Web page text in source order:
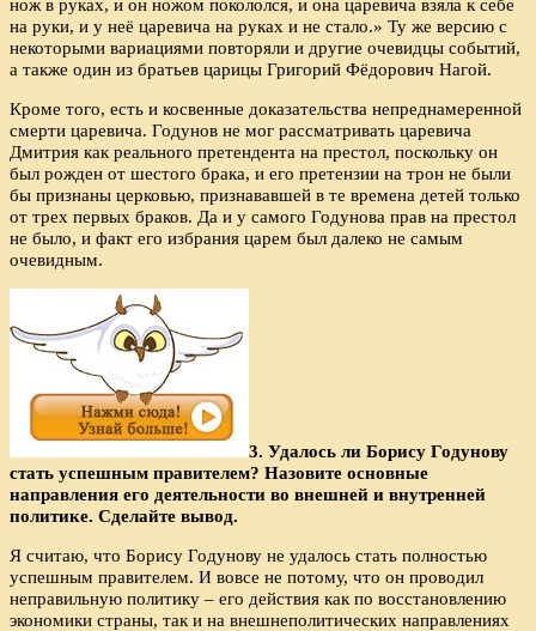
на руки, и у неё царевича на руках и не стало.» Ту же версию с
некоторыми вариациями повторяли и другие очевидцы событий,
а также один из братьев царицы Григорий Фёдорович Нагой.
Кроме того, есть и косвенные доказательства непреднамеренной
смерти царевича. Годунов не мог рассматривать царевича
Дмитрия как реального претендента на престол, поскольку он
был рожден от шестого брака, и его претензии на трон не были
бы признаны церковью, признававшей в те времена детей только
от трех первых браков. Да и у самого Годунова прав на престол
не было, и факт его избрания царем был далеко не самым
очевидным.
3. Удалось ли Борису Годунову
стать успешным правителем? Назовите основные
направления его деятельности во внешней и внутренней
политике. Сделайте вывод.
Я считаю, что Борису Годунову не удалось стать полностью
успешным правителем. И вовсе не потому, что он проводил
неправильную политику – его действия как по восстановлению
экономики страны, так и на внешнеполитических направлениях